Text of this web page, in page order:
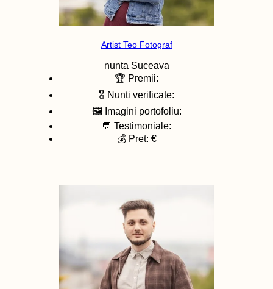
Artist Teo Fotograf
nunta Suceava
🏆 Premii:
🎖️ Nunti verificate:
🖼️ Imagini portofoliu:
💬 Testimoniale:
💰 Pret: €